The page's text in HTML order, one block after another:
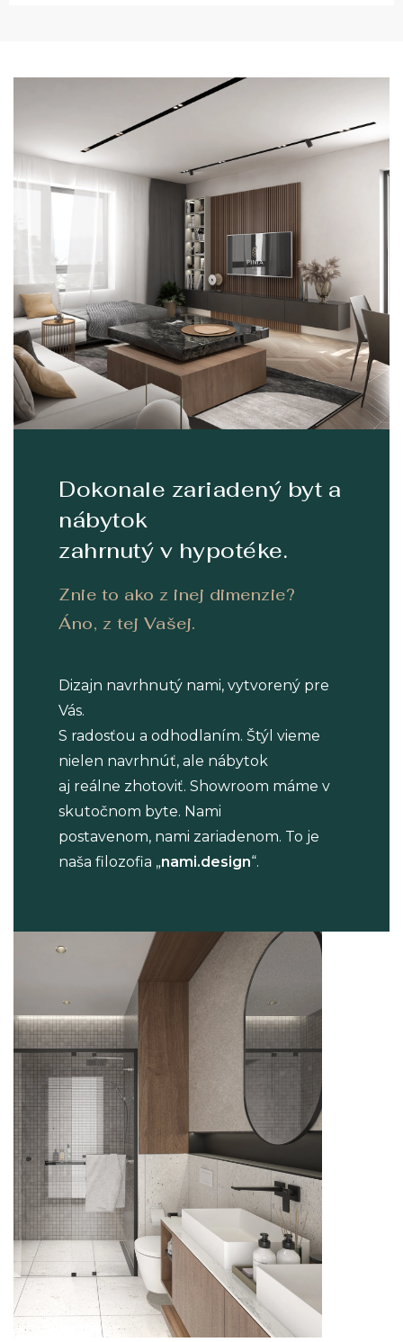
Dokonale zariadený byt a
nábytok
zahrnutý v hypotéke.
Znie to ako z inej dimenzie?
Áno, z tej Vašej.
Dizajn navrhnutý nami, vytvorený pre
Vás.
S radosťou a odhodlaním. Štýl vieme
nielen navrhnúť, ale nábytok
aj reálne zhotoviť. Showroom máme v
skutočnom byte. Nami
postavenom, nami zariadenom. To je
naša filozofia „nami.design“.